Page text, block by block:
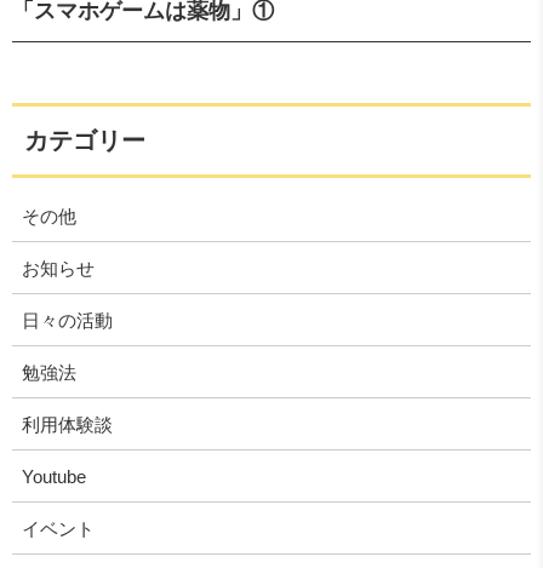
「スマホゲームは薬物」①
カテゴリー
その他
お知らせ
日々の活動
勉強法
利用体験談
Youtube
イベント